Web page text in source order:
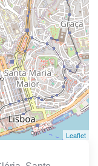
Leaflet